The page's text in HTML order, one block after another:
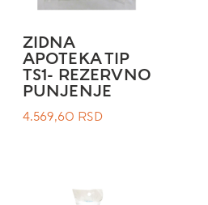
ZIDNA
APOTEKA TIP
TS1- REZERVNO
PUNJENJE
4.569,60 RSD